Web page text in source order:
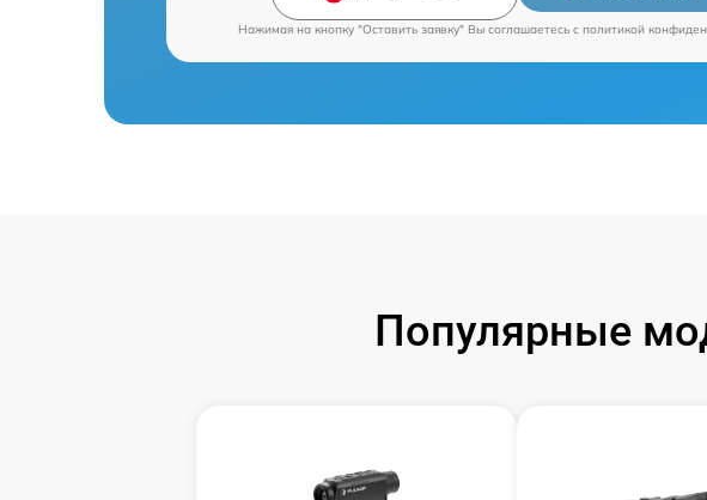
Нажимая на кнопку "Оставить заявку" Вы соглашаетесь c политикой
Популярные